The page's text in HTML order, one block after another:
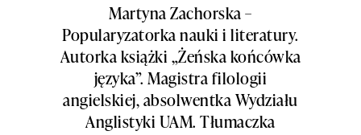
Martyna Zachorska –
Popularyzatorka nauki i literatury.
Autorka książki „Żeńska końcówka
języka”. Magistra filologii
angielskiej, absolwentka Wydziału
Anglistyki UAM. Tłumaczka